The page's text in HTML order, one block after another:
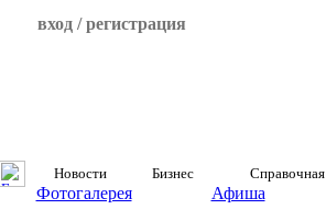
вход / регистрация
Новости Бизнес Справочная
Фотогалерея
Афиша